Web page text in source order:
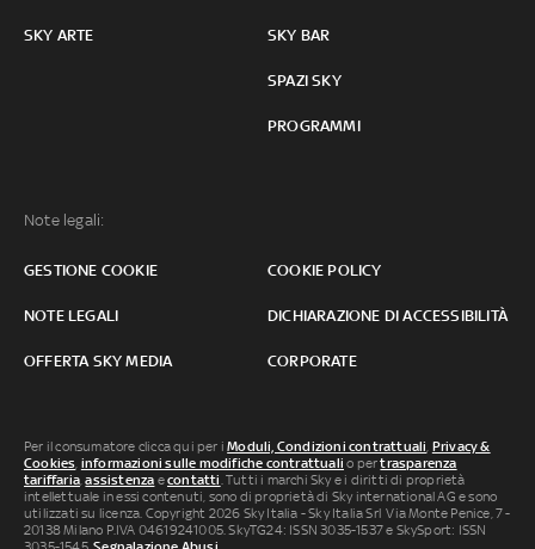
SKY ARTE SKY BAR
SPAZI SKY
PROGRAMMI
Note legali:
GESTIONE COOKIE COOKIE POLICY
NOTE LEGALI DICHIARAZIONE DI ACCESSIBILITÀ
OFFERTA SKY MEDIA CORPORATE
Per il consumatore clicca qui per iModuli, Condizioni contrattuali, Privacy &
Cookies, informazioni sulle modifiche contrattuali o pertrasparenza
tariffaria,assistenza econtatti. Tutti i marchi Sky e i diritti di proprietà
intellettuale in essi contenuti, sono di proprietà di Sky international AG e sono
utilizzati su licenza. Copyright 2026 Sky Italia - Sky Italia Srl Via Monte Penice, 7 -
20138 Milano P.IVA 04619241005. SkyTG24: ISSN 3035-1537 e SkySport: ISSN